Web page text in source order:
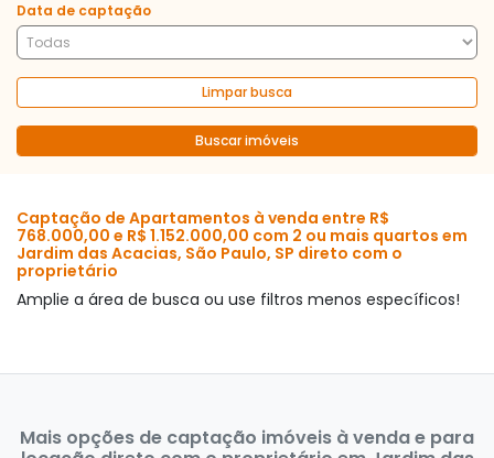
Data de captação
Limpar busca
Buscar imóveis
Captação de Apartamentos à venda entre R$
768.000,00 e R$ 1.152.000,00 com 2 ou mais quartos em
Jardim das Acacias, São Paulo, SP direto com o
proprietário
Amplie a área de busca ou use filtros menos específicos!
Mais opções de captação imóveis à venda e para